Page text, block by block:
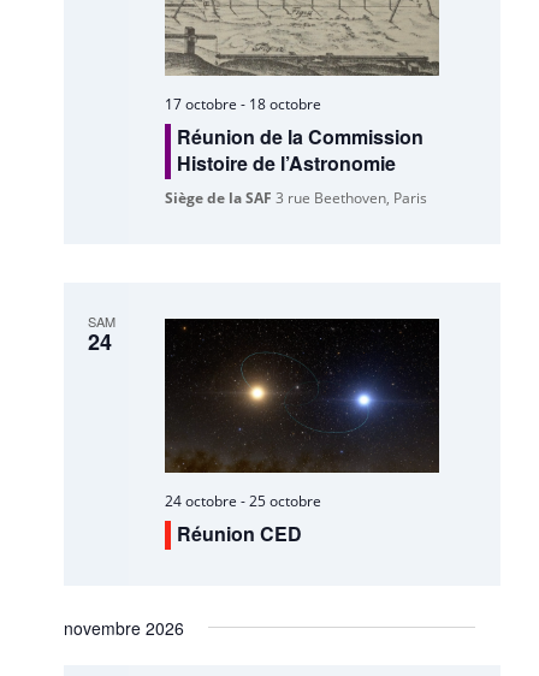
17 octobre - 18 octobre
Réunion de la Commission
Histoire de l’Astronomie
Siège de la SAF3 rue Beethoven, Paris
SAM
24
24 octobre -25 octobre
Réunion CED
novembre 2026